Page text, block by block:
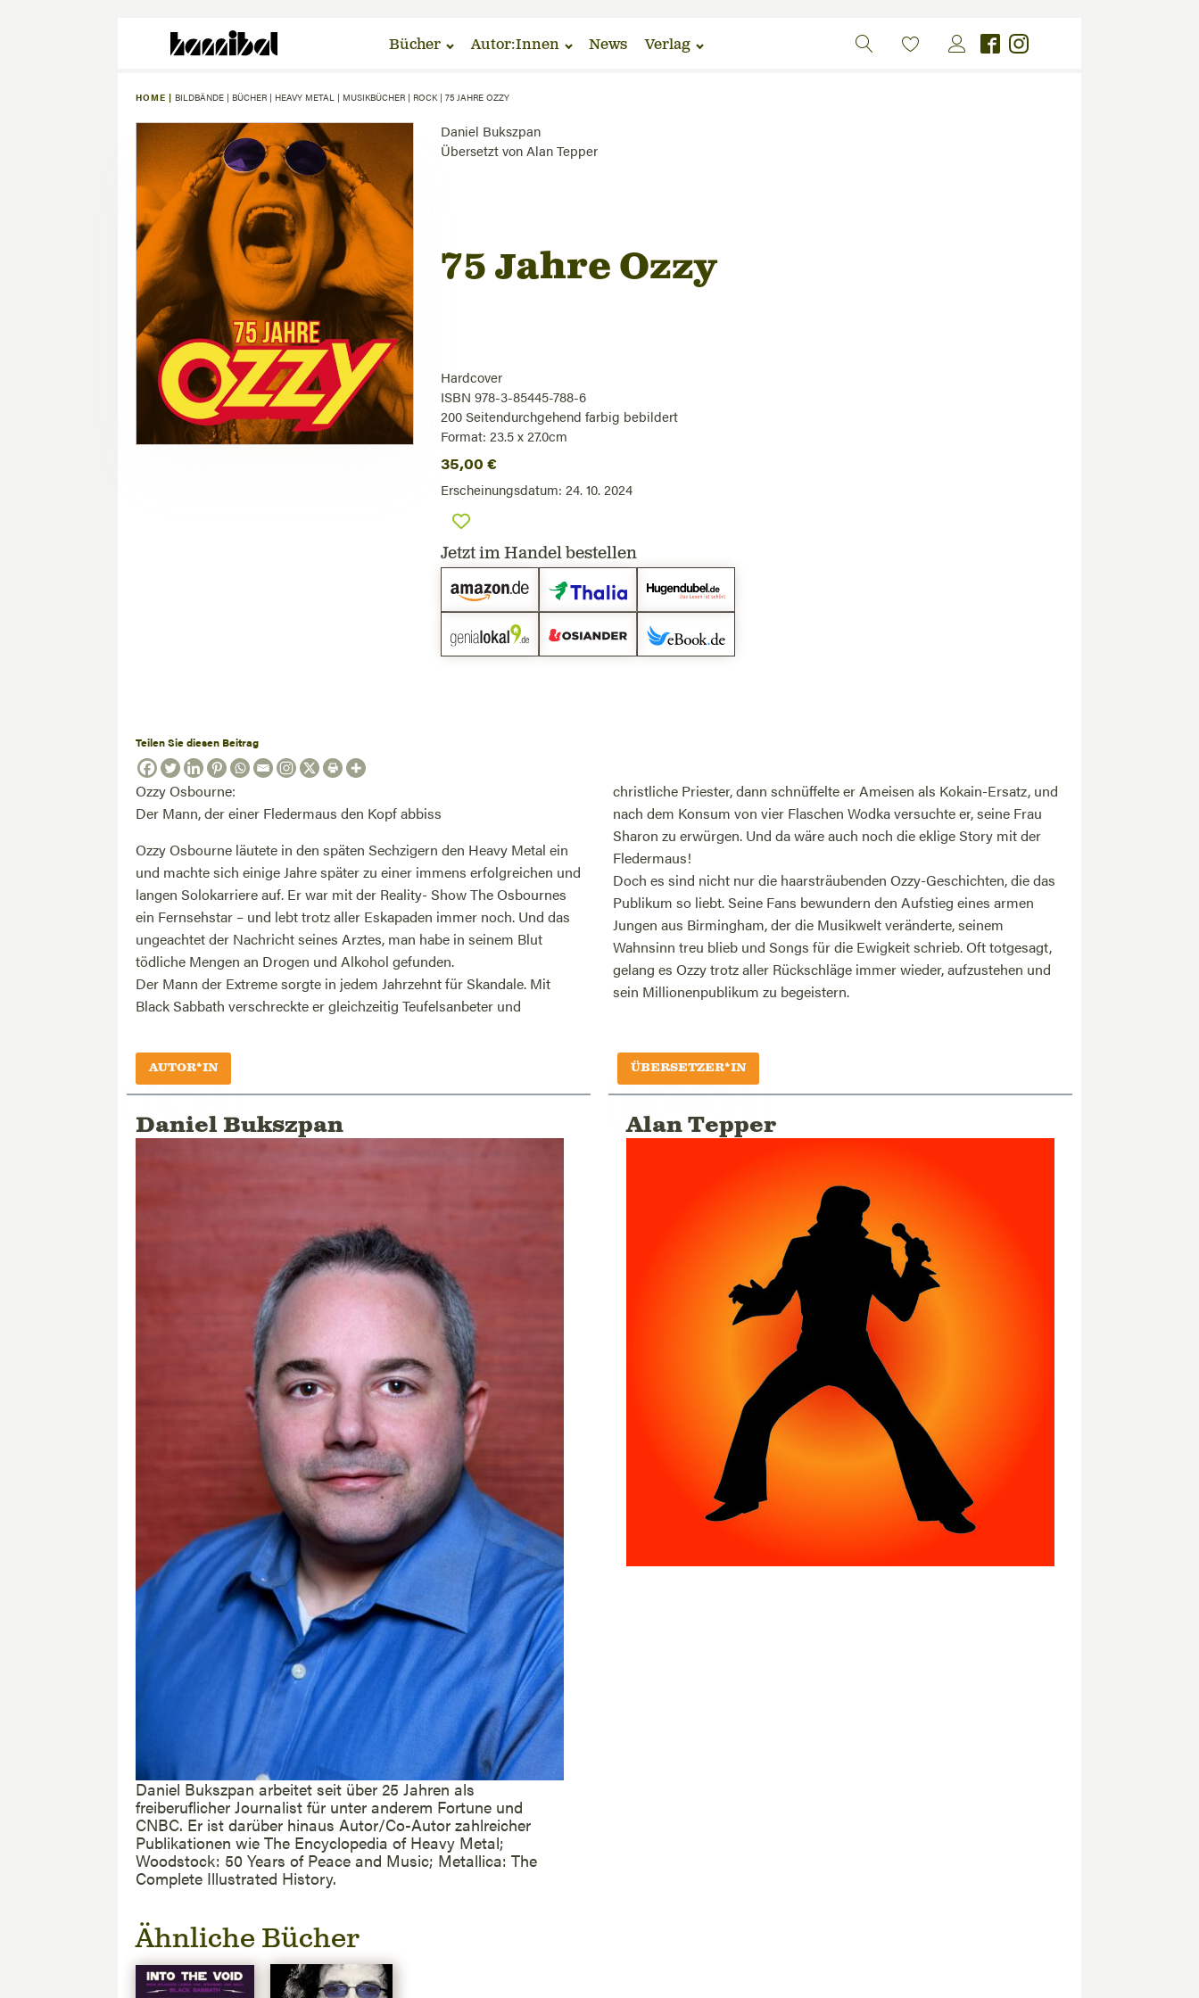
Bücher Autor:Innen News Verlag
HOME | BILDBÄNDE | BÜCHER | HEAVY METAL | MUSIKBÜCHER | ROCK| 75 JAHRE OZZY
Daniel Bukszpan
Übersetzt von Alan Tepper
75 Jahre Ozzy
Hardcover
ISBN 978-3-85445-788-6
200 Seitendurchgehend farbig bebildert
Format: 23.5 x 27.0cm
35,00 €
Erscheinungsdatum: 24. 10. 2024
Jetzt im Handel bestellen
Teilen Sie diesen Beitrag
Ozzy Osbourne:
Der Mann, der einer Fledermaus den Kopf abbiss
Ozzy Osbourne läutete in den späten Sechzigern den Heavy Metal ein
und machte sich einige Jahre später zu einer immens erfolgreichen und
langen Solokarriere auf. Er war mit der Reality- Show The Osbournes
ein Fernsehstar – und lebt trotz aller Eskapaden immer noch. Und das
ungeachtet der Nachricht seines Arztes, man habe in seinem Blut
tödliche Mengen an Drogen und Alkohol gefunden.
Der Mann der Extreme sorgte in jedem Jahrzehnt für Skandale. Mit
Black Sabbath verschreckte er gleichzeitig Teufelsanbeter und
christliche Priester, dann schnüffelte er Ameisen als Kokain-Ersatz, und
nach dem Konsum von vier Flaschen Wodka versuchte er, seine Frau
Sharon zu erwürgen. Und da wäre auch noch die eklige Story mit der
Fledermaus!
Doch es sind nicht nur die haarsträubenden Ozzy-Geschichten, die das
Publikum so liebt. Seine Fans bewundern den Aufstieg eines armen
Jungen aus Birmingham, der die Musikwelt veränderte, seinem
Wahnsinn treu blieb und Songs für die Ewigkeit schrieb. Oft totgesagt,
gelang es Ozzy trotz aller Rückschläge immer wieder, aufzustehen und
sein Millionenpublikum zu begeistern.
AUTOR*IN
Daniel Bukszpan
Daniel Bukszpan arbeitet seit über 25 Jahren als
freiberuflicher Journalist für unter anderem Fortune und
CNBC. Er ist darüber hinaus Autor/Co-Autor zahlreicher
Publikationen wie The Encyclopedia of Heavy Metal;
Woodstock: 50 Years of Peace and Music; Metallica: The
Complete Illustrated History.
ÜBERSETZER*IN
Alan Tepper
Ähnliche Bücher